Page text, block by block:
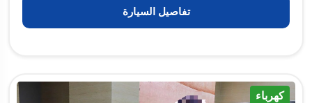
تفاصيل السيارة
كهرباء